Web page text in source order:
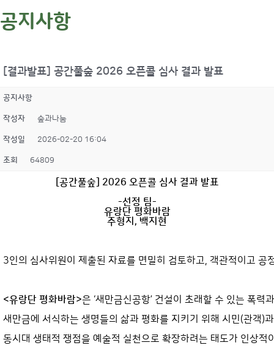
공지사항
[결과발표] 공간풀숲 2026 오픈콜 심사 결과 발표
공지사항
작성자 숲과나눔
작성일 2026-02-20 16:04
조회 64809
[공간풀숲] 2026 오픈콜 심사 결과 발표
-선정 팀-
유랑단 평화바람
주형지, 백지현
3인의 심사위원이 제출된 자료를 면밀히 검토하고, 객관적이고
<유랑단 평화바람>은 ‘새만금신공항’ 건설이 초래할 수 있는 폭
새만금에 서식하는 생명들의 삶과 평화를 지키기 위해 시민(관객)
동시대 생태적 쟁점을 예술적 실천으로 확장하려는 태도가 인상적